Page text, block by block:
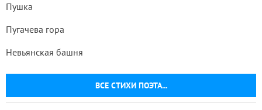
ВСЕ СТИХИ ПОЭТА...
Пушка
Пугачева гора
Невьянская башня